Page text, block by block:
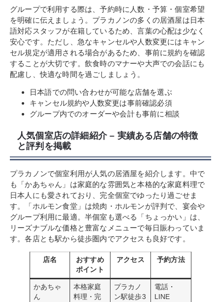
グループで利用する際は、予約時に人数・予算・個室希望
を明確に伝えましょう。プラカノンの多くの居酒屋は日本
語対応スタッフが在籍しているため、言葉の心配は少なく
安心です。ただし、急なキャンセルや人数変更にはキャン
セル規定が適用される場合があるため、事前に規約を確認
することが大切です。飲食時のマナーや大声での会話にも
配慮し、快適な時間を過ごしましょう。
日本語での問い合わせが可能な店舗を選ぶ
キャンセル規約や人数変更は事前確認必須
グループ内でのオーダーや会計も事前に相談
人気個室店の詳細紹介 – 実績ある店舗の特徴
と評判を掲載
プラカノンで個室利用が人気の居酒屋を紹介します。中で
も「かあちゃん」は家庭的な雰囲気と本格的な家庭料理で
日本人にも愛されており、完全個室でゆったり過ごせま
す。「ホルモン食堂」は焼肉・ホルモンが評判で、宴会や
グループ利用に最適。半個室も選べる「ちょっかい」は、
リーズナブルな価格と豊富なメニューで毎日賑わっていま
す。各店とも駅から徒歩圏内でアクセスも良好です。
店名
おすすめ
ポイント
アクセス 予約方法
かあちゃ
ん
本格家庭
料理・完
プラカノ
ン駅徒歩3
電話・
LINE